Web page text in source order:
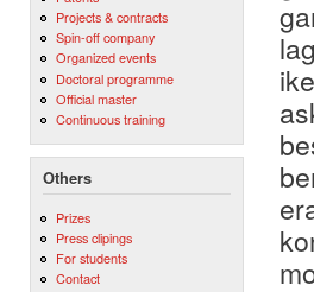
Projects & contracts
Spin-off company
Organized events
Doctoral programme
Official master
Continuous training
Others
Prizes
Press clipings
For students
Contact